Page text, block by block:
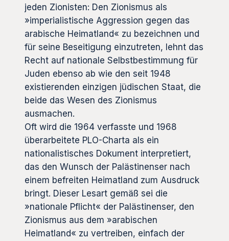
jeden Zionisten: Den Zionismus als
»imperialistische Aggression gegen das
arabische Heimatland« zu bezeichnen und
für seine Beseitigung einzutreten, lehnt das
Recht auf nationale Selbstbestimmung für
Juden ebenso ab wie den seit 1948
existierenden einzigen jüdischen Staat, die
beide das Wesen des Zionismus
ausmachen.
Oft wird die 1964 verfasste und 1968
überarbeitete PLO-Charta als ein
nationalistisches Dokument interpretiert,
das den Wunsch der Palästinenser nach
einem befreiten Heimatland zum Ausdruck
bringt. Dieser Lesart gemäß sei die
»nationale Pflicht« der Palästinenser, den
Zionismus aus dem »arabischen
Heimatland« zu vertreiben, einfach der